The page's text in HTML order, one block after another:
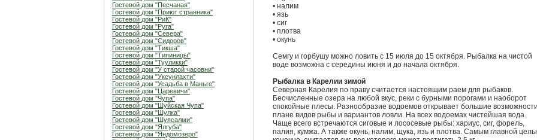
Гостевой дом "Песчаная"
Гостевой дом "Приют странника"
Гостевой дом "РиК"
Гостевой дом "Руга"
Гостевой дом "Севера"
Гостевой дом "Сидоров"
Гостевой дом "Тикша"
Гостевой дом "Типиницы"
Гостевой дом "Тууликки"
Гостевой дом "У старой часовни"
Гостевой дом "Уксунлахти"
Гостевой дом "Усадьба в Маньге"
Гостевой дом "Царевичи"
Гостевой дом "Чупа"
Гостевой дом "Шуйская Чупа"
Гостевой дом "Шулка"
Гостевой дом "Шуясалми"
Гостевой дом "Ялгуба"
Гостевой дом "Яндомозеро"
• налим
• язь
• сиг
• плотва
• окунь
Семгу и горбушу можно ловить с 15 июля до 15 октября. Рыбалка на чистой
воде возможна с середины июня и до начала октября.
Рыбалка в Карелии зимой
Северная Карелия по праву считается настоящим раем для рыбаков.
Бесчисленные озера на любой вкус, реки с бурными порогами и наоборот
спокойные плесы. Разнообразие водоемов открывает большие
плане видов рыбы и вариантов ловли. На всех водоемах чистейшая вода.
Чаще всего встречаются сиговые и лососевые рыбы: хариус, сиг, форель,
палия, кумжа. А также окунь, налим, щука, язь и плотва. Самым главной